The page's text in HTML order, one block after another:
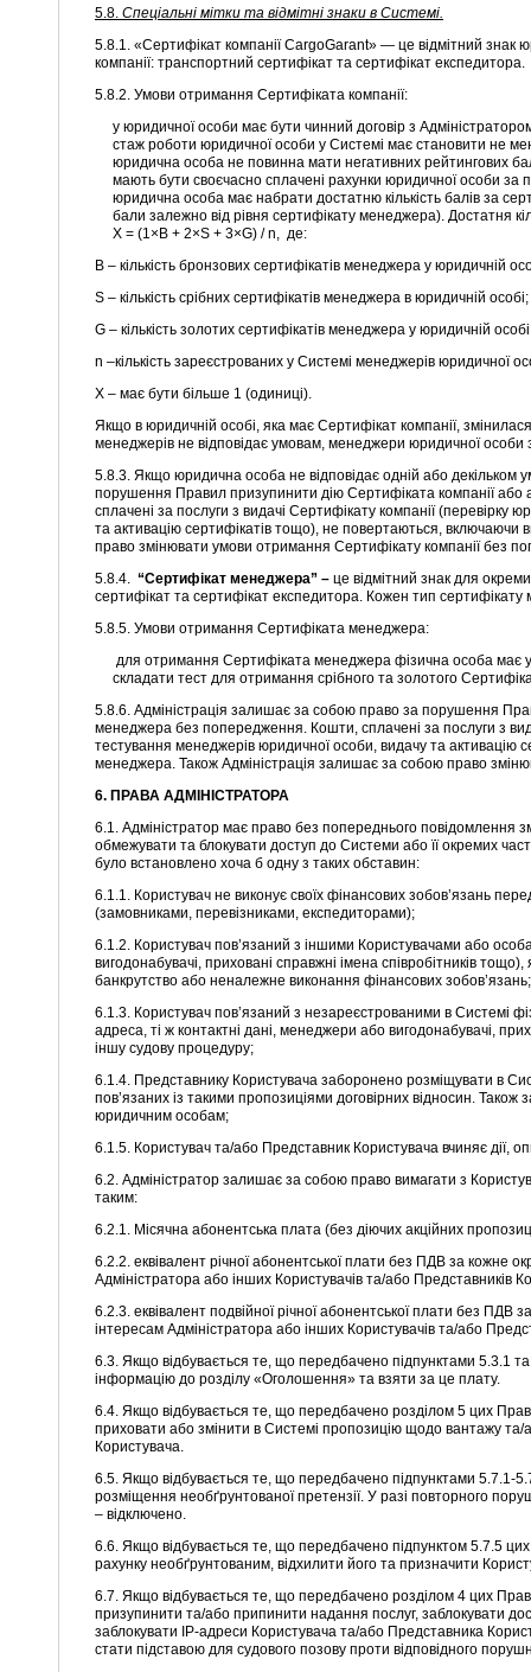
5.8. Спеціальні мітки та відмітні знаки в Системі.
5.8.1. «Сертифікат компанії CargoGarant» — це відмітний знак
компанії: транспортний сертифікат та сертифікат експедитора.
5.8.2. Умови отримання Сертифіката компанії:
у юридичної особи має бути чинний договір з
стаж роботи юридичної особи у Системі має становити не
юридична особа не повинна мати негативних рейтингових
мають бути своєчасно сплачені рахунки юридичної особи
юридична особа має набрати достатню кількість балів за
бали залежно від рівня сертифікату менеджера). Достатня
X = (1×B + 2×S + 3×G) / n, де:
В – кількість бронзових сертифікатів менеджера у юридичній
S – кількість срібних сертифікатів менеджера в юридичній особі;
G – кількість золотих сертифікатів менеджера у юридичній
n –кількість зареєстрованих у Системі менеджерів юридичної
Х – має бути більше 1 (одиниці).
Якщо в юридичній особі, яка має Сертифікат компанії,
менеджерів не відповідає умовам, менеджери юридичної
5.8.3. Якщо юридична особа не відповідає одній або
порушення Правил призупинити дію Сертифіката компанії
сплачені за послуги з видачі Сертифікату компанії
та активацію сертифікатів тощо), не повертаються,
право змінювати умови отримання Сертифікату компанії без
5.8.4. “Сертифікат менеджера” – це відмітний знак для
сертифікат та сертифікат експедитора. Кожен тип сертифікату
5.8.5. Умови отримання Сертифіката менеджера:
для отримання Сертифіката менеджера фізична особа має
складати тест для отримання срібного та золотого
5.8.6. Адміністрація залишає за собою право за порушення
менеджера без попередження. Кошти, сплачені за послуги з
тестування менеджерів юридичної особи, видачу та
менеджера. Також Адміністрація залишає за собою право
6. ПРАВА АДМІНІСТРАТОРА
6.1. Адміністратор має право без попереднього
обмежувати та блокувати доступ до Системи або її окремих
було встановлено хоча б одну з таких обставин:
6.1.1. Користувач не виконує своїх фінансових зобов’язань
(замовниками, перевізниками, експедиторами);
6.1.2. Користувач пов’язаний з іншими Користувачами або
вигодонабувачі, приховані справжні імена співробітників
банкрутство або неналежне виконання фінансових зобов’язань;
6.1.3. Користувач пов’язаний з незареєстрованими в
адреса, ті ж контактні дані, менеджери або вигодонабувачі,
іншу судову процедуру;
6.1.4. Представнику Користувача заборонено розміщувати в
пов’язаних із такими пропозиціями договірних відносин.
юридичним особам;
6.1.5. Користувач та/або Представник Користувача вчиняє дії,
6.2. Адміністратор залишає за собою право вимагати з
таким:
6.2.1. Місячна абонентська плата (без діючих акційних
6.2.2. еквівалент річної абонентської плати без ПДВ за
Адміністратора або інших Користувачів та/або Представників
6.2.3. еквівалент подвійної річної абонентської плати без
інтересам Адміністратора або інших Користувачів та/або
6.3. Якщо відбувається те, що передбачено підпунктами 5.3.1
інформацію до розділу «Оголошення» та взяти за це плату.
6.4. Якщо відбувається те, що передбачено розділом 5 цих
приховати або змінити в Системі пропозицію щодо вантажу
Користувача.
6.5. Якщо відбувається те, що передбачено підпунктами
розміщення необґрунтованої претензії. У разі повторного
– відключено.
6.6. Якщо відбувається те, що передбачено підпунктом 5.7.5
рахунку необґрунтованим, відхилити його та призначити
6.7. Якщо відбувається те, що передбачено розділом 4 цих
призупинити та/або припинити надання послуг, заблокувати
заблокувати IP-адреси Користувача та/або Представника
стати підставою для судового позову проти відповідного